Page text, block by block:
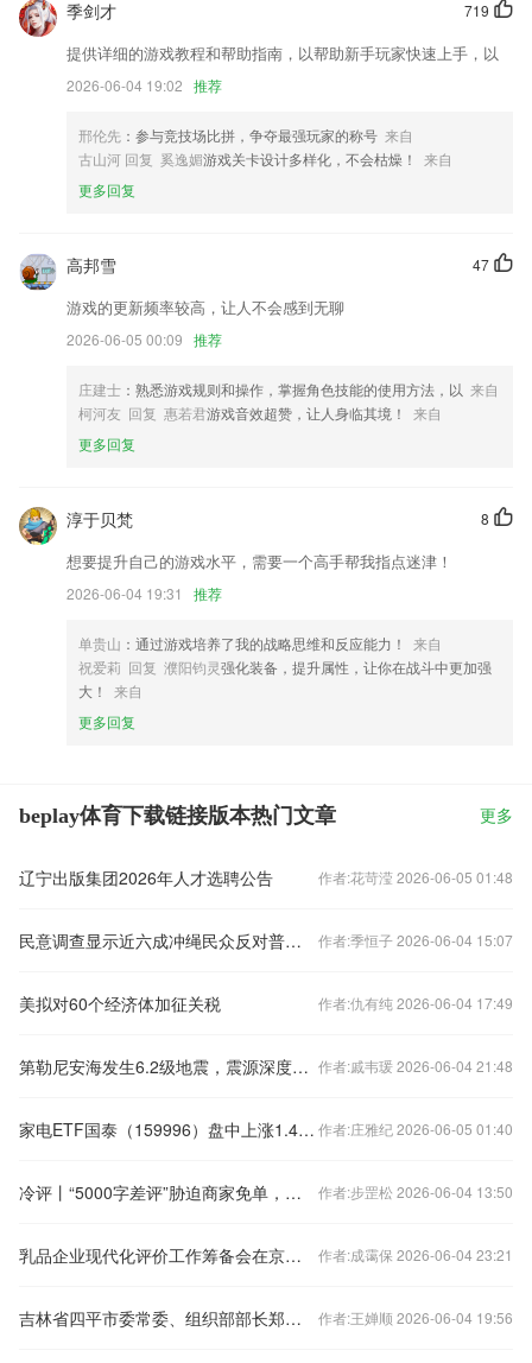
物管APP上传照片优化；
首页全面更新
增加话题功能，可推荐书籍，还可求取好书推荐
持续优化wifi连接成功率
会员管理模块调整，完善打印功能；
各大应用市场同步发布
以上就是beplay体育下载链接版本的介绍，如果您喜欢这款软件，您可以
到应用商店进行打分评论，说出您的使用经历，以帮助我们更好的对产品
进行优化修改。
719
季剑才
提供详细的游戏教程和帮助指南，以帮助新手玩家快速上手，以
2026-06-04 19:02 推荐
邢伦先 ：参与竞技场比拼，争夺最强玩家的称号 来自
古山河 回复 奚逸媚游戏关卡设计多样化，不会枯燥！
来自
更多回复
47
高邦雪
游戏的更新频率较高，让人不会感到无聊
2026-06-05 00:09 推荐
庄建士 ：熟悉游戏规则和操作，掌握角色技能的使用方法，以 来自
柯河友 回复 惠若君游戏音效超赞，让人身临其境！
来自
更多回复
8
淳于贝梵
想要提升自己的游戏水平，需要一个高手帮我指点迷津！
2026-06-04 19:31 推荐
单贵山 ：通过游戏培养了我的战略思维和反应能力！
来自
祝爱莉 回复 濮阳钧灵强化装备，提升属性，让你在战斗中更加强
大！
来自
更多回复
beplay体育下载链接版本热门文章 更多
辽宁出版集团2026年人才选聘公告 作者:花苛滢 2026-06-05 01:48
民意调查显示近六成冲绳民众反对普天间机场境内搬迁 作者:季恒子 2026-06-04 15:07
美拟对60个经济体加征关税 作者:仇有纯 2026-06-04 17:49
第勒尼安海发生6.2级地震，震源深度250千米 作者:戚韦瑗 2026-06-04 21:48
家电ETF国泰（159996）盘中上涨1.4%，以旧换新与龙头盈利韧性受关注 作者:庄雅纪 2026-06-05 01:40
冷评丨“5000字差评”胁迫商家免单，别把“差评”玩成“勒索” 作者:步罡松 2026-06-04 13:50
乳品企业现代化评价工作筹备会在京召开 作者:成霭保 2026-06-04 23:21
吉林省四平市委常委、组织部部长郑一明接受审查调查 作者:王婵顺 2026-06-04 19:56